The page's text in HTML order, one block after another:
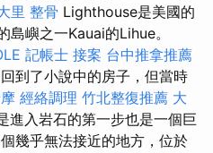
里 整骨 Lighthouse是美國的
嶼之一Kauai的Lihue。
記帳士 接案 台中推拿推薦
到了小說中的房子，但當時
經絡調理 竹北整復推薦 大
進入岩石的第一步也是一個巨
幾乎無法接近的地方，位於